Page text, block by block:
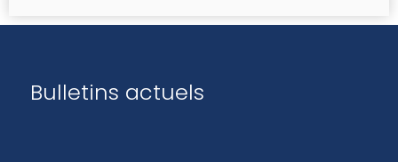
Bulletins actuels